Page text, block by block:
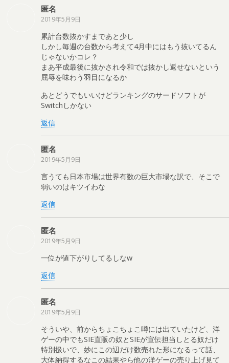
匿名
2019年5月9日
累計台数抜かすまであと少し
しかし毎週の台数から考えて4月中にはもう抜いてるん
じゃないかコレ？
まあ平成最後に抜かされ令和では抜かし返せないという
屈辱を味わう羽目になるか
あとどうでもいいけどランキングのサードソフトが
Switchしかない
返信
匿名
2019年5月9日
言うても日本市場は世界有数の巨大市場な訳で、そこで
弱いのはキツイわな
返信
匿名
2019年5月9日
一位が値下がりしてるしなw
返信
匿名
2019年5月9日
そういや、前からちょこちょこ噂には出ていたけど、洋
ゲーの中でもSIE直販の奴とSIEが宣伝担当しとる奴だけ
特別扱いで、妙にこの辺だけ数売れた形になるって話、
大体納得するなこの結果やら他の洋ゲーの売り上げ見て